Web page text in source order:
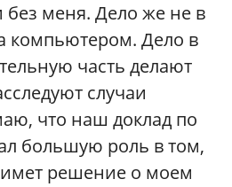
без меня. Дело же не в
компьютером. Дело в
часть делают
случаи
что наш доклад по
большую роль в том,
решение о моем